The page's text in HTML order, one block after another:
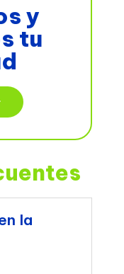
y
tu
la